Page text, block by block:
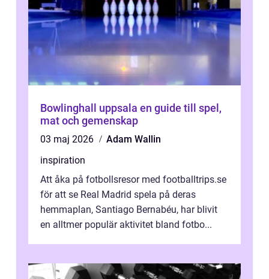
Bowlinghall uppsala en guide till spel,
mat och gemenskap
03 maj 2026
Adam Wallin
inspiration
Att åka på fotbollsresor med footballtrips.se
för att se Real Madrid spela på deras
hemmaplan, Santiago Bernabéu, har blivit
en alltmer populär aktivitet bland fotbo...